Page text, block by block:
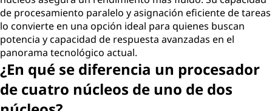
de procesamiento paralelo y asignación eficiente de tareas
lo convierte en una opción ideal para quienes buscan
potencia y capacidad de respuesta avanzadas en el
panorama tecnológico actual.
¿En qué se diferencia un procesador
de cuatro núcleos de uno de dos